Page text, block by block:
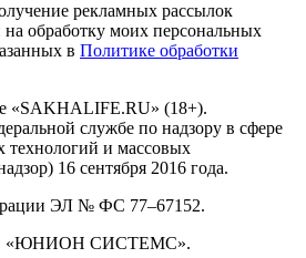
рекламных рассылок
обработку моих персональных
в Политике обработки
«SAKHALIFE.RU» (18+).
службе по надзору в сфере
и массовых
16 сентября 2016 года.
ЭЛ № ФС 77–67152.
«ЮНИОН СИСТЕМС».